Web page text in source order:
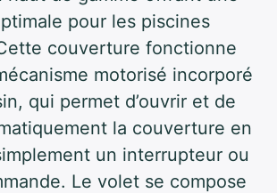
pour les piscines
couverture fonctionne
motorisé incorporé
qui permet d’ouvrir et de
la couverture en
un interrupteur ou
Le volet se compose